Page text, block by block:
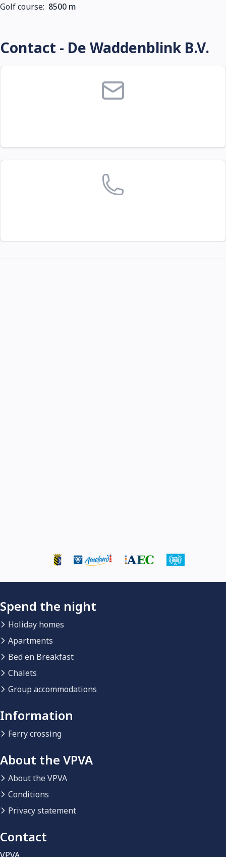
Golf course: 8500 m
Contact - De Waddenblink B.V.
Spend the night
Holiday homes
Apartments
Bed en Breakfast
Chalets
Group accommodations
Information
Ferry crossing
About the VPVA
About the VPVA
Conditions
Privacy statement
Contact